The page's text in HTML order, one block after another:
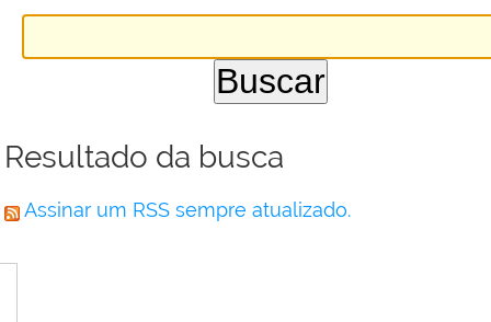
Resultado da busca
Assinar um RSS sempre atualizado.